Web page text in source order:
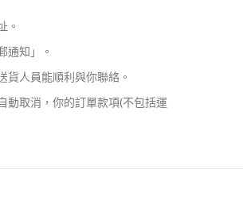
。
通知」。
貨人員能順利與你聯絡。
動取消，你的訂單款項(不包括運